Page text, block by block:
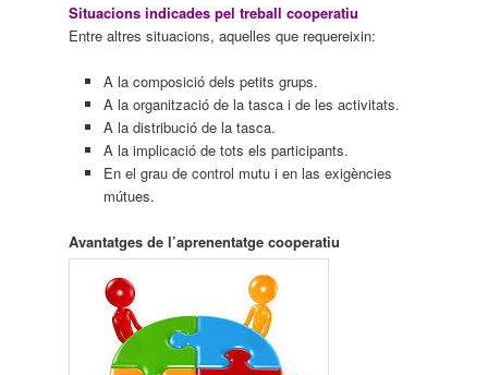
Situacions indicades pel treball cooperatiu
Entre altres situacions, aquelles que requereixin:
A la composició dels petits grups.
A la organització de la tasca i de les activitats.
A la distribució de la tasca.
A la implicació de tots els participants.
En el grau de control mutu i en las exigències
mútues.
Avantatges de l’aprenentatge cooperatiu